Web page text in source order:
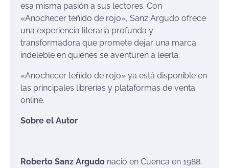
esa misma pasión a sus lectores. Con
«Anochecer teñido de rojo», Sanz Argudo ofrece
una experiencia literaria profunda y
transformadora que promete dejar una marca
indeleble en quienes se aventuren a leerla.
«Anochecer teñido de rojo» ya está disponible en
las principales librerías y plataformas de venta
online.
Sobre el Autor
Roberto Sanz Argudo nació en Cuenca en 1988.